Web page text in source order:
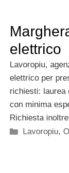
elettrico
Lavoropiu,
elettrico per
richiesti: laurea
con minima
Richiesta inoltre
Categorie
Lavoropiu,